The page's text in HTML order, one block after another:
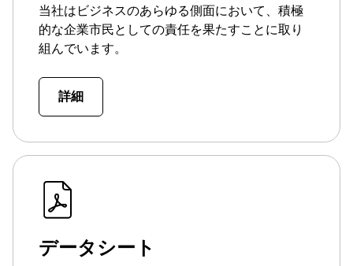
当社はビジネスのあらゆる側面において、積極
的な企業市民としての責任を果たすことに取り
組んでいます。
詳細
データシート